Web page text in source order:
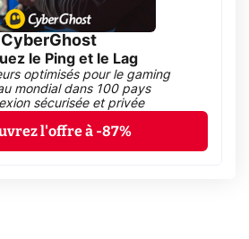
CyberGhost
le Ping et le Lag
optimisés pour le gaming
mondial dans 100 pays
sécurisée et privée
l'offre à -87%